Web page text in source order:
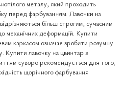
металу, який проходить
перед фарбуванням. Лавочки на
більш строгим, сучасним
механічних деформацій. Купити
каркасом означає зробити розумну
Купити лавочку на цвинтар з
суворо рекомендується для того,
щорічного фарбування